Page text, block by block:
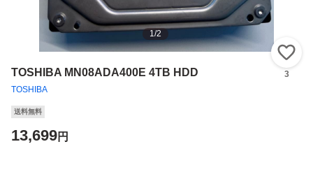
1/2
TOSHIBA MN08ADA400E 4TB HDD
TOSHIBA
3
送料無料
13,699円